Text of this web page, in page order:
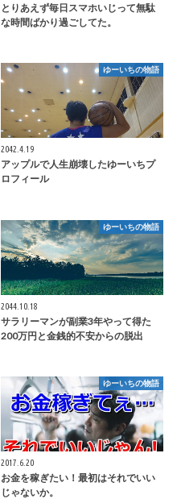
とりあえず毎日スマホいじって無駄
な時間ばかり過ごしてた。
ゆーいちの物語
2042.4.19
アップルで人生崩壊したゆーいちプ
ロフィール
ゆーいちの物語
2044.10.18
サラリーマンが副業3年やって得た
200万円と金銭的不安からの脱出
ゆーいちの物語
2017.6.20
お金を稼ぎたい！最初はそれでいい
じゃないか。